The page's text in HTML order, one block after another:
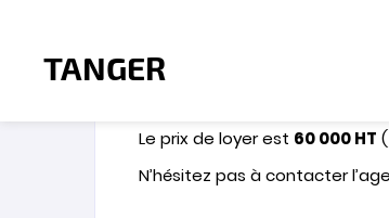
Restaurant, boulangerie,
Le prix de loyer est 60 000 HT
N’hésitez pas à contacter